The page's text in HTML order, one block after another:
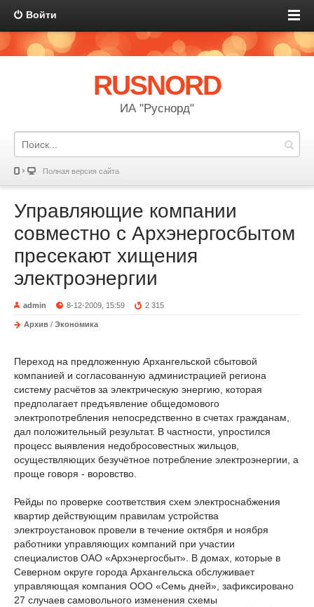
Войти
RUSNORD
ИА "Руснорд"
Полная версия сайта
Управляющие компании
совместно с Архэнергосбытом
пресекают хищения
электроэнергии
admin 8-12-2009, 15:59 2 315
Архив / Экономика
Переход на предложенную Архангельской сбытовой
компанией и согласованную администрацией региона
систему расчётов за электрическую энергию, которая
предполагает предъявление общедомового
электропотребления непосредственно в счетах гражданам,
дал положительный результат. В частности, упростился
процесс выявления недобросовестных жильцов,
осуществляющих безучётное потребление электроэнергии, а
проще говоря - воровство.
Рейды по проверке соответствия схем электроснабжения
квартир действующим правилам устройства
электроустановок провели в течение октября и ноября
работники управляющих компаний при участии
специалистов ОАО «Архэнергосбыт». В домах, которые в
Северном округе города Архангельска обслуживает
управляющая компания ООО «Семь дней», зафиксировано
27 случаев самовольного изменения схемы